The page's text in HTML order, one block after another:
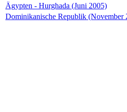
Ägypten - Hurghada (Juni 2005)
Dominikanische Republik (November